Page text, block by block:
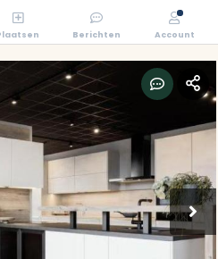
Berichten Account